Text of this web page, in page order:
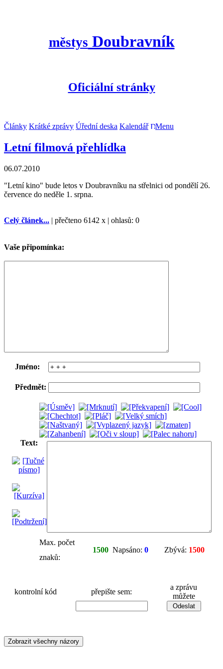
městys Doubravník
Oficiální stránky
Články Krátké zprávy Úřední deska Kalendář Menu
Letní filmová přehlídka
06.07.2010
"Letní kino" bude letos v Doubravníku na střelnici od pondělí 26.
července do neděle 1. srpna.
Celý článek... | přečteno 6142 x | ohlasů: 0
Vaše připomínka:
Jméno:
Předmět:
Text:
Max. počet
znaků:
1500 Napsáno: 0 Zbývá: 1500
kontrolní kód přepište sem:
a zprávu
můžete